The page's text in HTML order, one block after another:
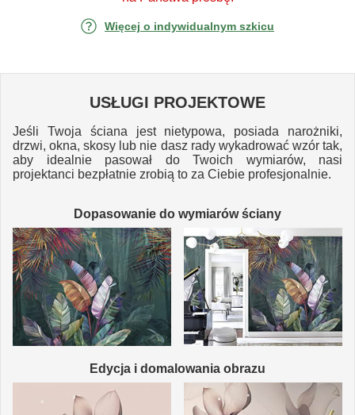
Więcej o indywidualnym szkicu
USŁUGI PROJEKTOWE
Jeśli Twoja ściana jest nietypowa, posiada narożniki,
drzwi, okna, skosy lub nie dasz rady wykadrować wzór tak,
aby idealnie pasował do Twoich wymiarów, nasi
projektanci bezpłatnie zrobią to za Ciebie profesjonalnie.
Dopasowanie do wymiarów ściany
Edycja i domalowania obrazu